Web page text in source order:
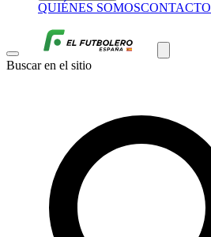
QUIÉNES SOMOSCONTACTO
Buscar en el sitio